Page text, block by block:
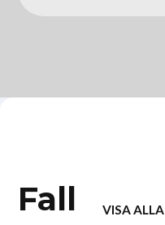
Fall VISA ALLA